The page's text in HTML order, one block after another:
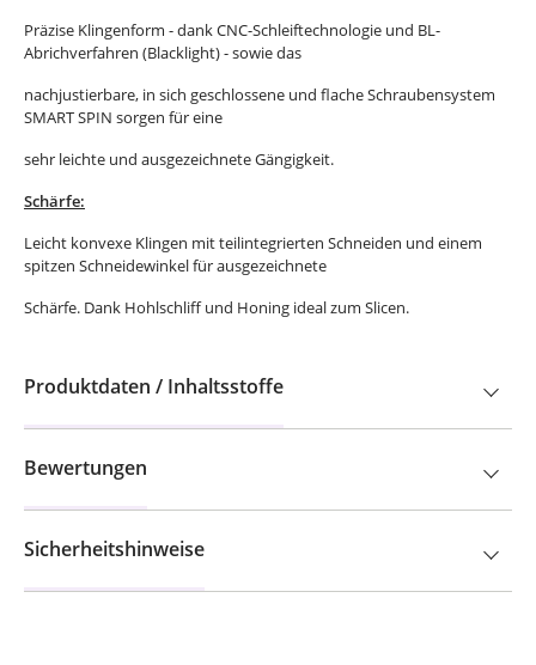
Präzise Klingenform - dank CNC-Schleiftechnologie und BL-
Abrichverfahren (Blacklight) - sowie das
nachjustierbare, in sich geschlossene und flache Schraubensystem
SMART SPIN sorgen für eine
sehr leichte und ausgezeichnete Gängigkeit.
Schärfe:
Leicht konvexe Klingen mit teilintegrierten Schneiden und einem
spitzen Schneidewinkel für ausgezeichnete
Schärfe. Dank Hohlschliff und Honing ideal zum Slicen.
Produktdaten / Inhaltsstoffe
Bewertungen
Sicherheitshinweise